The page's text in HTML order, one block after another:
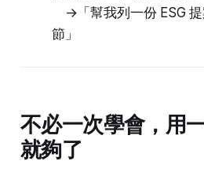
→「幫我列一份 ESG
節」
不必一次學會，用
就夠了